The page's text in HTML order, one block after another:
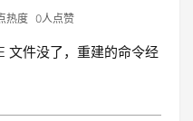
热度 0人点赞
文件没了，重建的命令经